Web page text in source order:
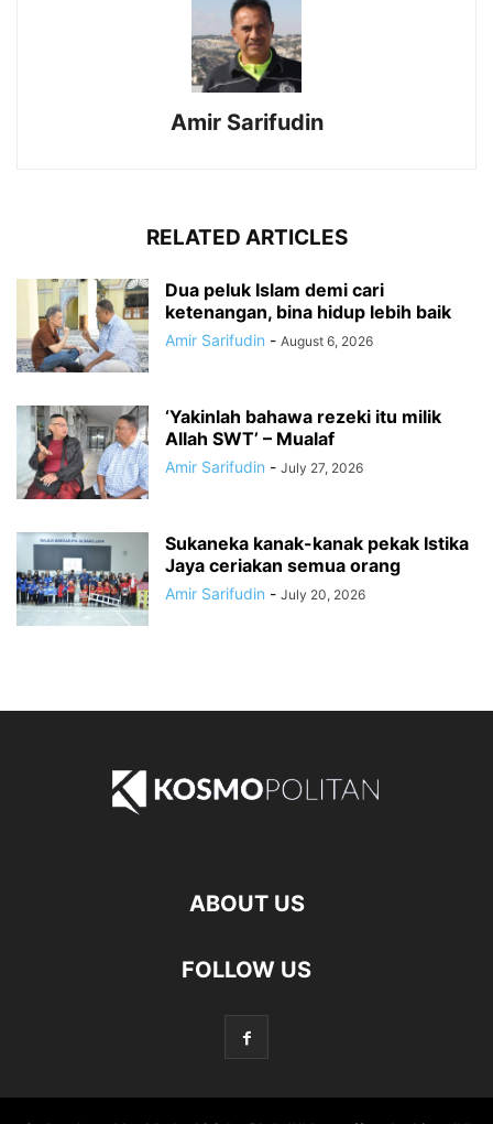
Amir Sarifudin
RELATED ARTICLES
Dua peluk Islam demi cari
ketenangan, bina hidup lebih baik
Amir Sarifudin - August 6, 2026
‘Yakinlah bahawa rezeki itu milik
Allah SWT’ – Mualaf
Amir Sarifudin - July 27, 2026
Sukaneka kanak-kanak pekak Istika
Jaya ceriakan semua orang
Amir Sarifudin - July 20, 2026
ABOUT US
FOLLOW US